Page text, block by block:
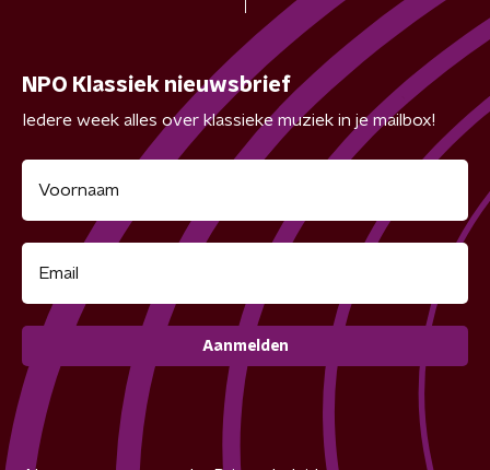
NPO Klassiek nieuwsbrief
Iedere week alles over klassieke muziek in je mailbox!
Aanmelden